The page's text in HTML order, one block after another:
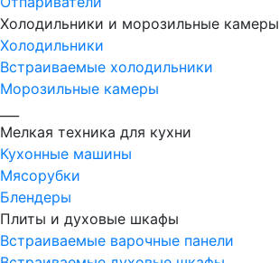
Холодильники и морозильные камеры
Холодильники
Встраиваемые холодильники
Морозильные камеры
Мелкая техника для кухни
Кухонные машины
Мясорубки
Блендеры
Плиты и духовые шкафы
Встраиваемые варочные панели